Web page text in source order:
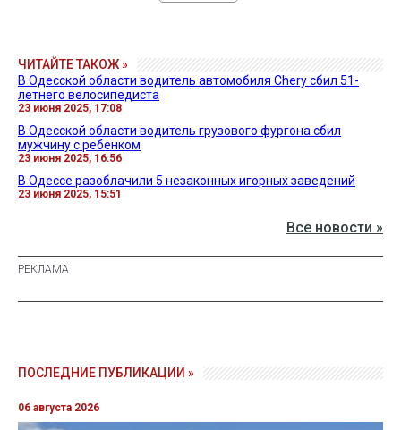
ЧИТАЙТЕ ТАКОЖ »
В Одесской области водитель автомобиля Chery сбил 51-
летнего велосипедиста
23 июня 2025, 17:08
В Одесской области водитель грузового фургона сбил
мужчину с ребенком
23 июня 2025, 16:56
В Одессе разоблачили 5 незаконных игорных заведений
23 июня 2025, 15:51
Все новости »
ПОСЛЕДНИЕ ПУБЛИКАЦИИ »
06 августа 2026